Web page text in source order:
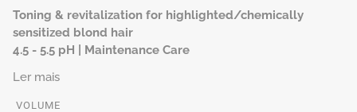
Toning & revitalization for highlighted/chemically
sensitized blond hair
4.5 - 5.5 pH | Maintenance Care
Ler mais
VOLUME